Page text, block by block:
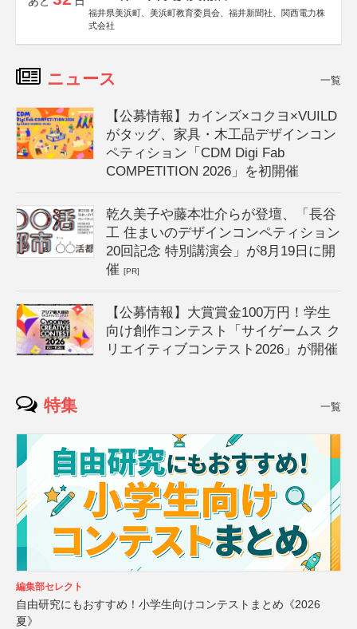
福井県美浜町、美浜町教育委員会、福井新聞社、関西電力株
式会社
ニュース 一覧
【公募情報】カインズ×コクヨ×VUILD
がタッグ、家具・木工品デザインコン
ペティション「CDM Digi Fab
COMPETITION 2026」を初開催
乾久美子や藤本壮介らが登壇、「長谷
工 住まいのデザインコンペティション
20回記念 特別講演会」が8月19日に開
催[PR]
【公募情報】大賞賞金100万円！学生
向け創作コンテスト「サイゲームス ク
リエイティブコンテスト2026」が開催
特集 一覧
編集部セレクト
自由研究にもおすすめ！小学生向けコンテストまとめ《2026
夏》